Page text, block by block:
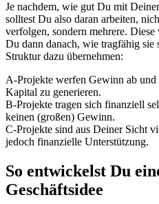
Je nachdem, wie gut Du mit
solltest Du also daran arbeiten,
verfolgen, sondern mehrere.
Du dann danach, wie tragfähig sie
Struktur dazu übernehmen:
A-Projekte werfen Gewinn ab
Kapital zu generieren.
B-Projekte tragen sich finanziell
keinen (großen) Gewinn.
C-Projekte sind aus Deiner Sicht
jedoch finanzielle Unterstützung.
So entwickelst Du
Geschäftsidee